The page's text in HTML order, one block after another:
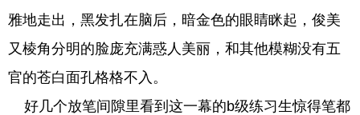
雅地走出，黑发扎在脑后，暗金色的眼睛眯起，俊美
又棱角分明的脸庞充满惑人美丽，和其他模糊没有五
官的苍白面孔格格不入。
好几个放笔间隙里看到这一幕的b级练习生惊得笔都